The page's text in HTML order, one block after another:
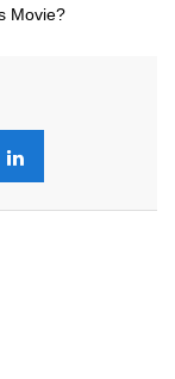
Movie?